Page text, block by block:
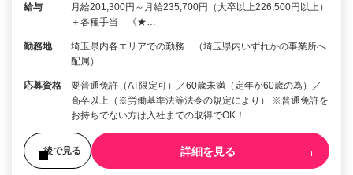
給与
月給201,300円～月給235,700円（大卒以上226,500円以上）
＋各種手当 《★…
勤務地
埼玉県内各エリアでの勤務 （埼玉県内いずれかの事業所へ
配属）
応募資格
要普通免許（AT限定可）／60歳未満（定年が60歳の為）／
高卒以上（※労働基準法等法令の規定により） ※普通免許を
お持ちでない方は入社までの取得でOK！
後で見る 詳細を見る